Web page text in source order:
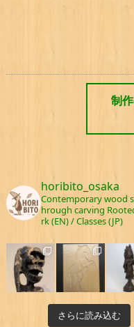
制
horibito_osaka
Contemporary wood
hrough carving
rk (EN) / Classes (JP)
さらに読み込む